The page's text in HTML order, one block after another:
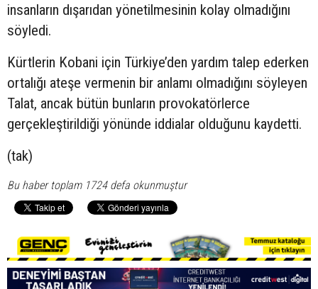
insanların dışarıdan yönetilmesinin kolay olmadığını
söyledi.
Kürtlerin Kobani için Türkiye’den yardım talep ederken
ortalığı ateşe vermenin bir anlamı olmadığını söyleyen
Talat, ancak bütün bunların provokatörlerce
gerçekleştirildiği yönünde iddialar olduğunu kaydetti.
(tak)
Bu haber toplam 1724 defa okunmuştur